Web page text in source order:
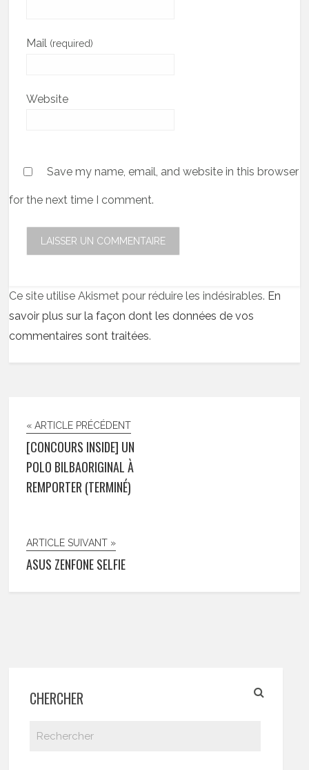
Mail (required)
Website
Save my name, email, and website in this browser
for the next time I comment.
Ce site utilise Akismet pour réduire les indésirables. En
savoir plus sur la façon dont les données de vos
commentaires sont traitées.
« ARTICLE PRÉCÉDENT
[CONCOURS INSIDE] UN
POLO BILBAORIGINAL À
REMPORTER (TERMINÉ)
ARTICLE SUIVANT »
ASUS ZENFONE SELFIE
CHERCHER